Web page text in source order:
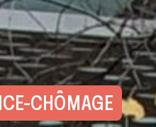
CHÔMAGE